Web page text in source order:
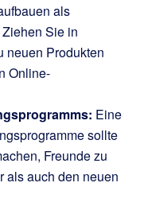
als
Sie in
neuen Produkten
Online-
Eine
sollte
Freunde zu
als auch den neuen